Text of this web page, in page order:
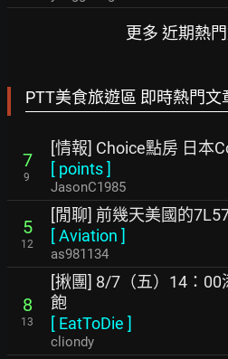
更多 近期熱
PTT美食旅遊區 即時熱門文
7
9
[情報] Choice點房 日本
[ points]
JasonC1985
5
12
[閒聊] 前幾天美國的
[Aviation ]
as981134
8
13
[揪團] 8/7（五）14：00
飽
[ EatToDie ]
cliondy